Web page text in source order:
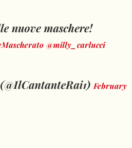
nuove maschere!
@milly_carlucci
February